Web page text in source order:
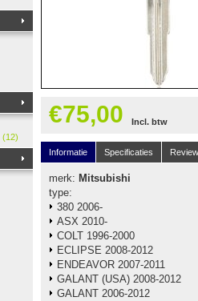
(12)
€75,00 Incl. btw
Informatie Specificaties
merk: Mitsubishi
type:
380 2006-
ASX 2010-
COLT 1996-2000
ECLIPSE 2008-2012
ENDEAVOR 2007-2011
GALANT (USA) 2008-2012
GALANT 2006-2012